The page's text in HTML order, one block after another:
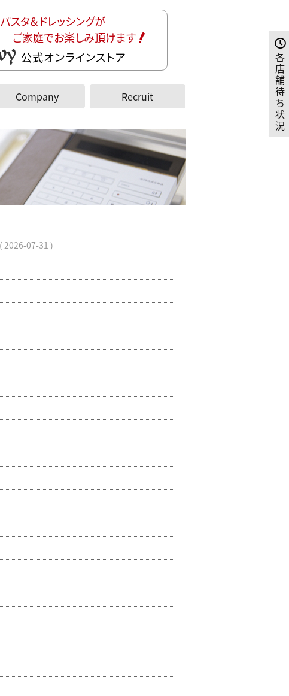
公式オンラインストア
パスタ＆ドレッシングが
ご家庭でお楽しみ頂けます
Company Recruit
各
店
舗
待
ち
状
況
2026-07-31